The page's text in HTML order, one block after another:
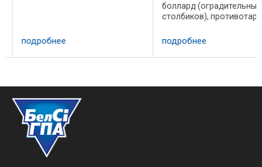
самопроизвольное опускание
подробнее
боллард (оградительных
столбиков),
Может работать от
автомобильного
аккумулятора.
подробнее